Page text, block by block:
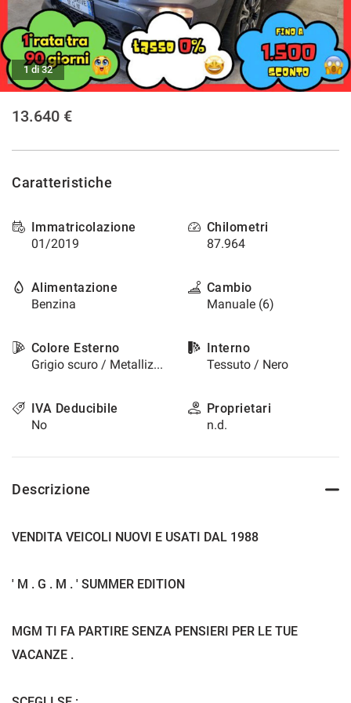
NEWS
1 di 32
13.640 €
Caratteristiche
Immatricolazione
01/2019
Chilometri
87.964
Alimentazione
Benzina
Cambio
Manuale (6)
Colore Esterno
Grigio scuro / Metallizzato
Interno
Tessuto / Nero
IVA Deducibile
No
Proprietari
n.d.
Descrizione
VENDITA VEICOLI NUOVI E USATI DAL 1988
' M . G . M . ' SUMMER EDITION
MGM TI FA PARTIRE SENZA PENSIERI PER LE TUE
VACANZE .
tracciamento
che
adottiamo
per
offrire
le
e
le
di
Per
ottenere
sull'utilità
di
questi
tracciamento
alla
policy.
e
tue
qualsiasi
momento.